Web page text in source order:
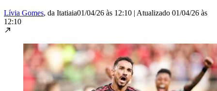
Lívia Gomes, da Itatiaia01/04/26 às 12:10 | Atualizado 01/04/26 às
12:10